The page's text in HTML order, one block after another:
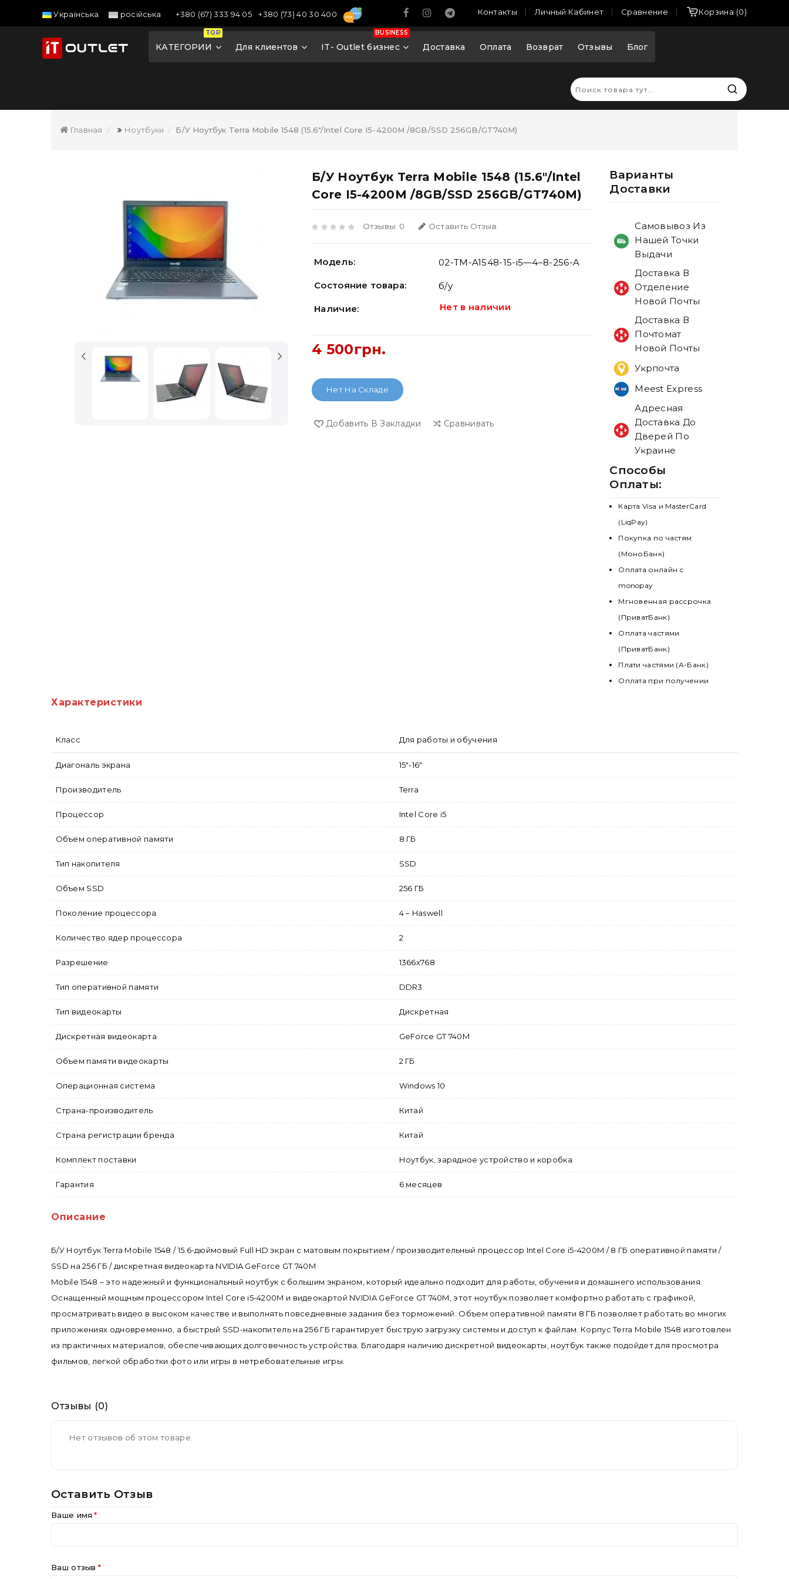
Українська російська +380 (67) 333 94 05 +380 (73) 40 30 400 Контакты Личный Кабинет Сравнение Корзина 0
TOP
КАТЕГОРИИ Для клиентов
BUSINESS
IT- Outlet бизнес Доставка Оплата Возврат Отзывы Блог
Главная Ноутбуки Б/У Ноутбук Terra Mobile 1548 (15.6"/Intel Core I5-4200M /8GB/SSD 256GB/GT740M)
Б/У Ноутбук Terra Mobile 1548 (15.6"/Intel
Core I5-4200M /8GB/SSD 256GB/GT740M)
Отзывы: 0 Оставить Отзыв
Модель: 02-TM-A1548-15-i5—4–8-256-A
Состояние товара: б/у
Наличие: Нет в наличии
4 500грн.
Нет На Складе
Добавить В Закладки Сравнивать
Варианты
Доставки
Самовывоз Из
Нашей Точки
Выдачи
Доставка В
Отделение
Новой Почты
Доставка В
Почтомат
Новой Почты
Укрпочта
Meest Express
Адресная
Доставка До
Дверей По
Украине
Способы
Оплаты:
Карта Visa и MasterCard
(LiqPay)
Покупка по частям
(МоноБанк)
Оплата онлайн с
monopay
Мгновенная рассрочка
(ПриватБанк)
Оплата частями
(ПриватБанк)
Плати частями (А-Банк)
Оплата при получении
Характеристики
Класс Для работы и обучения
Диагональ экрана 15"-16"
Производитель Terra
Процессор Intel Core i5
Объем оперативной памяти 8 ГБ
Тип накопителя SSD
Объем SSD 256 ГБ
Поколение процессора 4 – Haswell
Количество ядер процессора 2
Разрешение 1366x768
Тип оперативной памяти DDR3
Тип видеокарты Дискретная
Дискретная видеокарта GeForce GT 740M
Объем памяти видеокарты 2 ГБ
Операционная система Windows 10
Страна-производитель Китай
Страна регистрации бренда Китай
Комплект поставки Ноутбук, зарядное устройство и коробка
Гарантия 6 месяцев
Описание
Б/У Ноутбук Terra Mobile 1548 / 15.6-дюймовый Full HD экран с матовым покрытием / производительный процессор Intel Core i5-4200M / 8 ГБ оперативной памяти /
SSD на 256 ГБ / дискретная видеокарта NVIDIA GeForce GT 740M
Mobile 1548 – это надежный и функциональный ноутбук с большим экраном, который идеально подходит для работы, обучения и домашнего использования.
Оснащенный мощным процессором Intel Core i5-4200M и видеокартой NVIDIA GeForce GT 740M, этот ноутбук позволяет комфортно работать с графикой,
просматривать видео в высоком качестве и выполнять повседневные задания без торможений. Объем оперативной памяти 8 ГБ позволяет работать во многих
приложениях одновременно, а быстрый SSD-накопитель на 256 ГБ гарантирует быструю загрузку системы и доступ к файлам. Корпус Terra Mobile 1548 изготовлен
из практичных материалов, обеспечивающих долговечность устройства. Благодаря наличию дискретной видеокарты, ноутбук также подойдет для просмотра
фильмов, легкой обработки фото или игры в нетребовательные игры.
Отзывы (0)
Нет отзывов об этом товаре.
Оставить Отзыв
Ваше имя
Ваш отзыв